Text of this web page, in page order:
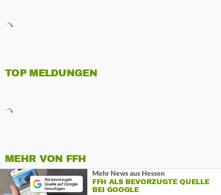
TOP MELDUNGEN
MEHR VON FFH
Mehr News aus Hessen
FFH ALS BEVORZUGTE QUELLE
BEI GOOGLE